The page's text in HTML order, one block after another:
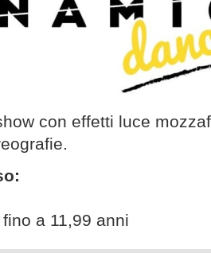
con effetti luce
a 11,99 anni